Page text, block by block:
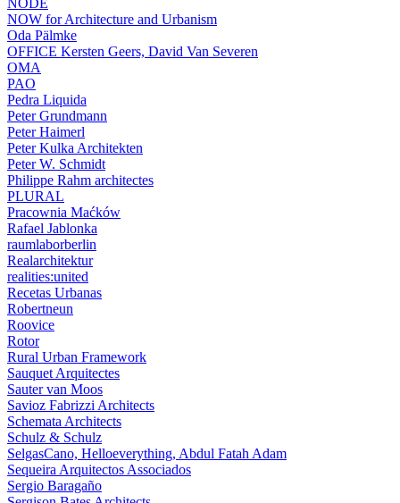
NODE
NOW for Architecture and Urbanism
Oda Pälmke
OFFICE Kersten Geers, David Van Severen
OMA
PAO
Pedra Liquida
Peter Grundmann
Peter Haimerl
Peter Kulka Architekten
Peter W. Schmidt
Philippe Rahm architectes
PLURAL
Pracownia Maćków
Rafael Jablonka
raumlaborberlin
Realarchitektur
realities:united
Recetas Urbanas
Robertneun
Roovice
Rotor
Rural Urban Framework
Sauquet Arquitectes
Sauter van Moos
Savioz Fabrizzi Architects
Schemata Architects
Schulz & Schulz
SelgasCano, Helloeverything, Abdul Fatah Adam
Sequeira Arquitectos Associados
Sergio Baragaño